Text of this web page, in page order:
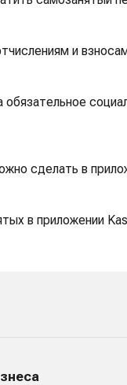
и
сделать в
в приложении